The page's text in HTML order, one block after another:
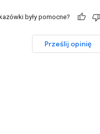
były pomocne?
Prześlij opinię